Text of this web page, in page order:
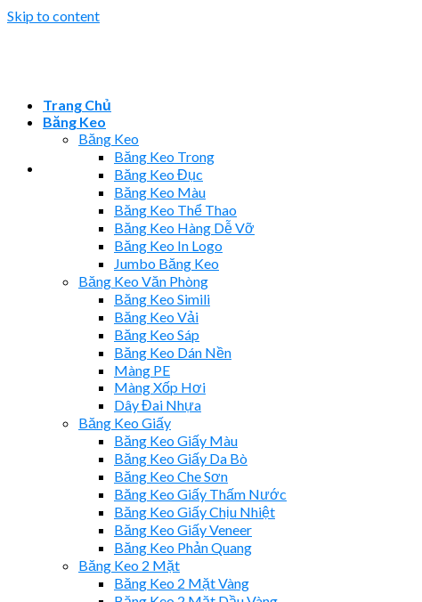
Skip to content
Trang Chủ
Băng Keo
Băng Keo
Băng Keo Trong
Băng Keo Đục
Băng Keo Màu
Băng Keo Thể Thao
Băng Keo Hàng Dễ Vỡ
Băng Keo In Logo
Jumbo Băng Keo
Băng Keo Văn Phòng
Băng Keo Simili
Băng Keo Vải
Băng Keo Sáp
Băng Keo Dán Nền
Màng PE
Màng Xốp Hơi
Dây Đai Nhựa
Băng Keo Giấy
Băng Keo Giấy Màu
Băng Keo Giấy Da Bò
Băng Keo Che Sơn
Băng Keo Giấy Thấm Nước
Băng Keo Giấy Chịu Nhiệt
Băng Keo Giấy Veneer
Băng Keo Phản Quang
Băng Keo 2 Mặt
Băng Keo 2 Mặt Vàng